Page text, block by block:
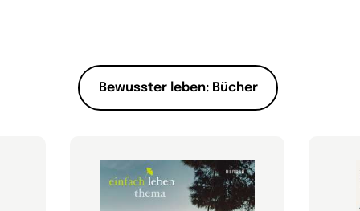
Bewusster leben: Bücher